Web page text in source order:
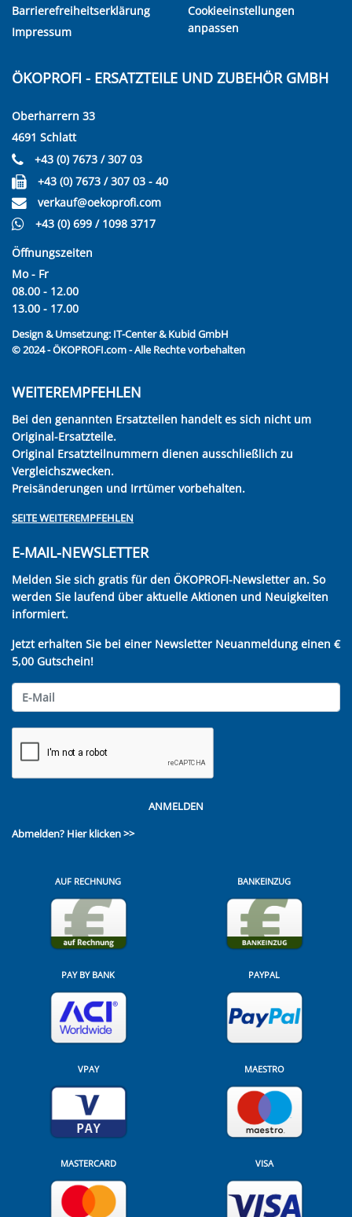
Barrierefreiheitserklärung
Impressum
Cookieeinstellungen
anpassen
ÖKOPROFI - ERSATZTEILE UND ZUBEHÖR GMBH
Oberharrern 33
4691 Schlatt
+43 (0) 7673 / 307 03
+43 (0) 7673 / 307 03 - 40
verkauf@oekoprofi.com
+43 (0) 699 / 1098 3717
Öffnungszeiten
Mo - Fr
08.00 - 12.00
13.00 - 17.00
Design & Umsetzung: IT-Center & Kubid GmbH
© 2024 - ÖKOPROFI.com - Alle Rechte vorbehalten
WEITEREMPFEHLEN
Bei den genannten Ersatzteilen handelt es sich nicht um
Original-Ersatzteile.
Original Ersatzteilnummern dienen ausschließlich zu
Vergleichszwecken.
Preisänderungen und Irrtümer vorbehalten.
SEITE WEITEREMPFEHLEN
E-MAIL-NEWSLETTER
Melden Sie sich gratis für den ÖKOPROFI-Newsletter an. So
werden Sie laufend über aktuelle Aktionen und Neuigkeiten
informiert.
Jetzt erhalten Sie bei einer Newsletter Neuanmeldung einen €
5,00 Gutschein!
ANMELDEN
Abmelden? Hier klicken >>
AUF RECHNUNG BANKEINZUG
PAY BY BANK PAYPAL
VPAY MAESTRO
MASTERCARD VISA